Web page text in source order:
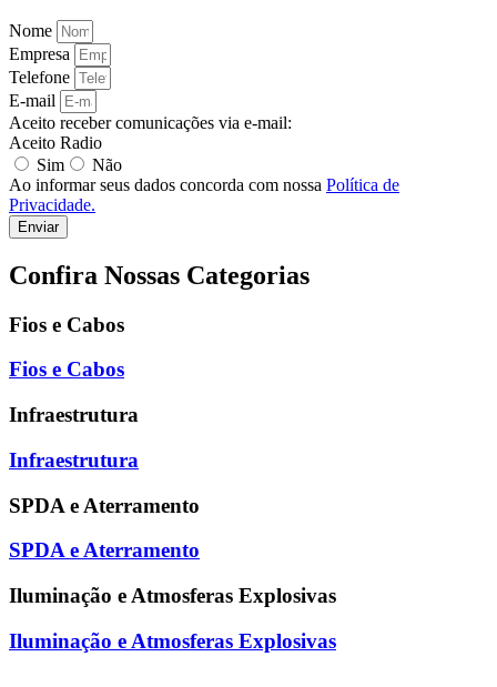
Nome
Empresa
Telefone
E-mail
Aceito receber comunicações via e-mail:
Aceito Radio
Sim
Não
Ao informar seus dados concorda com nossa Política de
Privacidade.
Enviar
Confira Nossas Categorias
Fios e Cabos
Fios e Cabos
Infraestrutura
Infraestrutura
SPDA e Aterramento
SPDA e Aterramento
Iluminação e Atmosferas Explosivas
Iluminação e Atmosferas Explosivas